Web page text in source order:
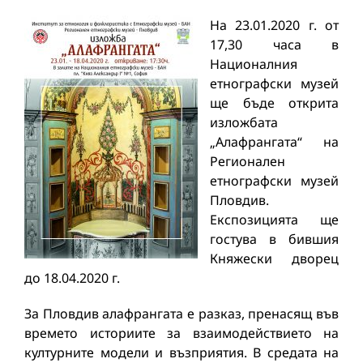
На 23.01.2020 г. от
17,30 часа в
Националния
етнографски музей
ще бъде открита
изложбата
„Алафрангата“ на
Регионален
етнографски музей
Пловдив.
Експозицията ще
гостува в бившия
Княжески дворец
до 18.04.2020 г.
За Пловдив алафрангата е разказ, пренасящ във
времето историите за взаимодействието на
културните модели и възприятия. В средата на